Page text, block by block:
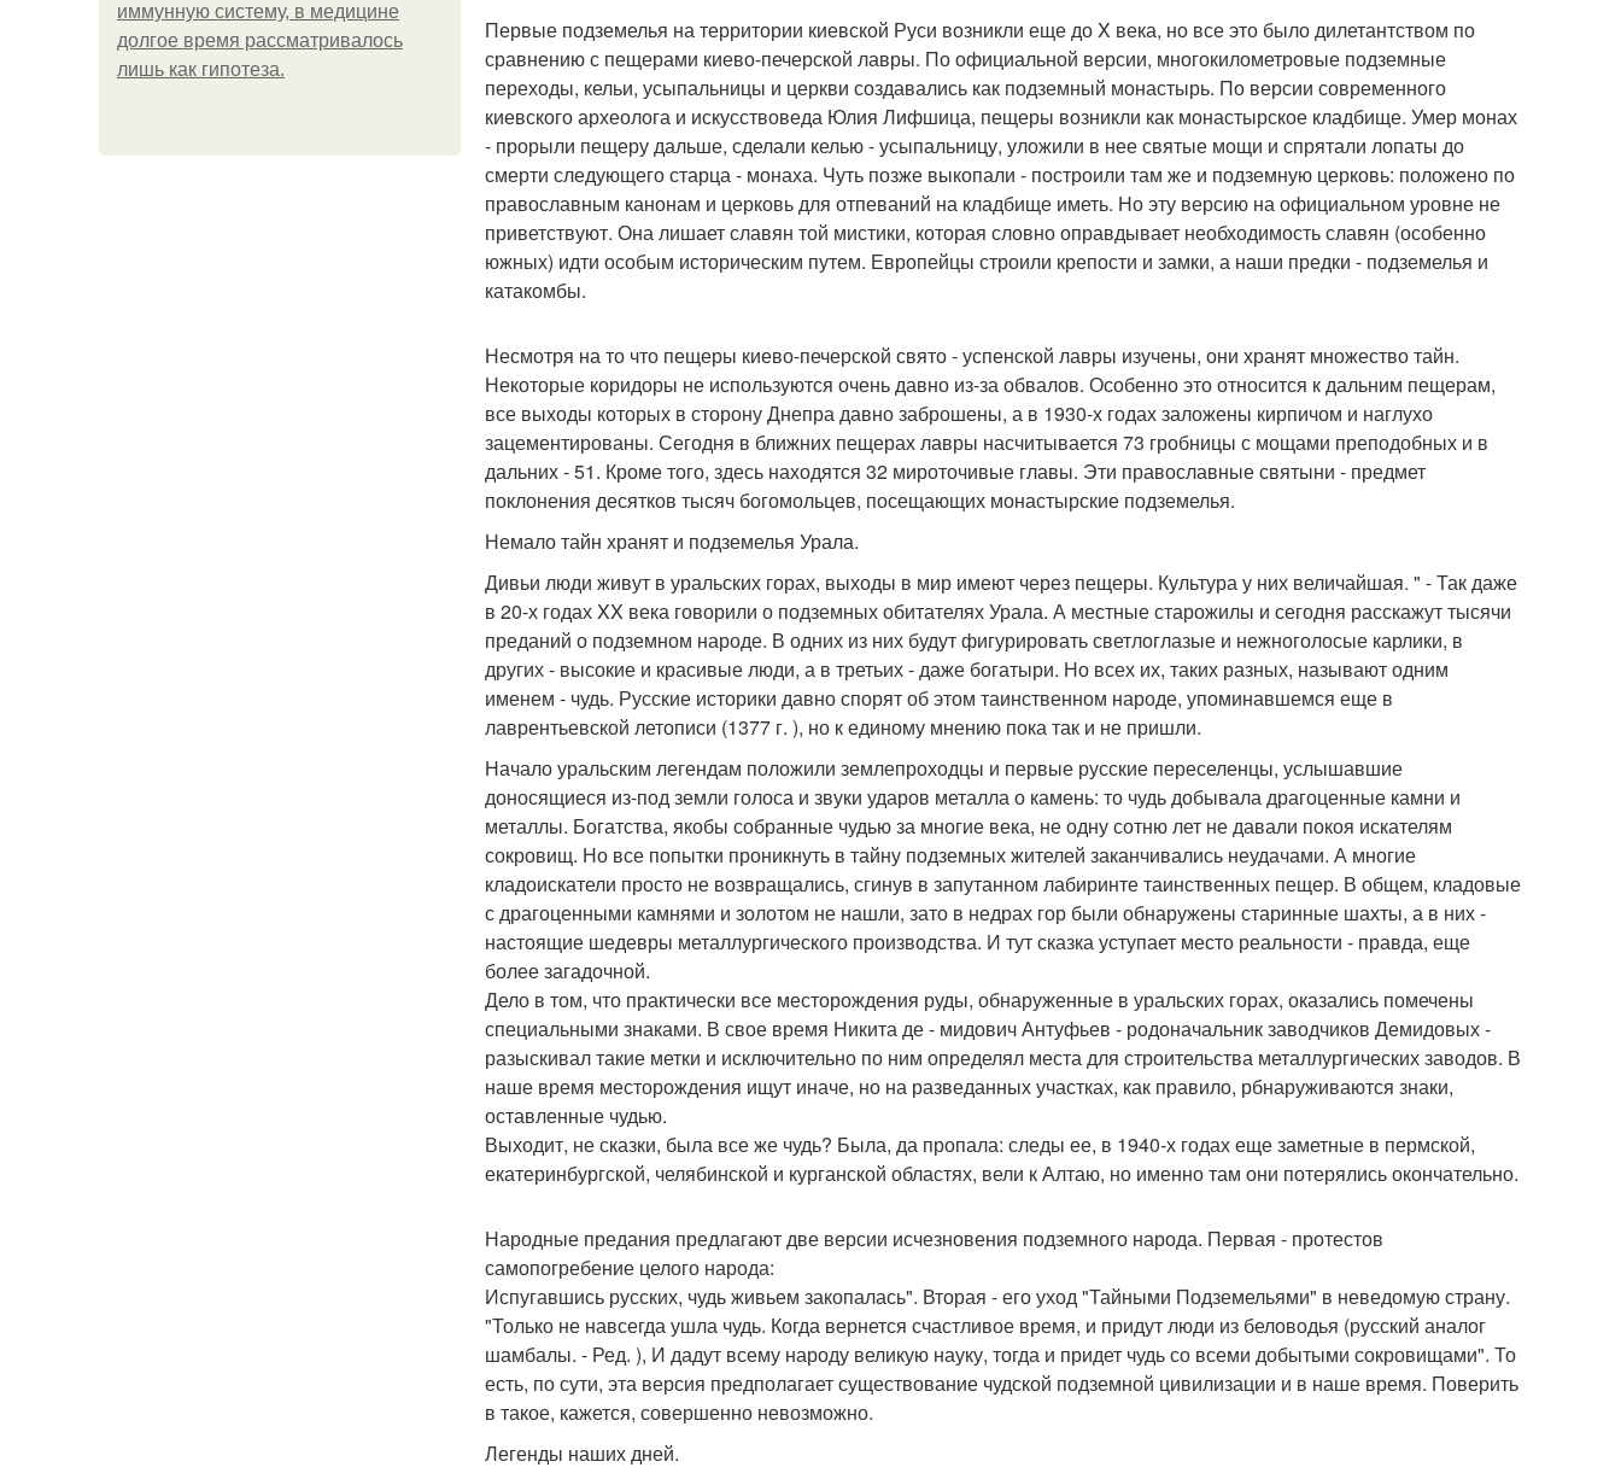
иммунную систему, в медицине
долгое время рассматривалось
лишь как гипотеза.
Первые подземелья на территории киевской Руси возникли еще до X века, но все это было дилетантством по
сравнению с пещерами киево-печерской лавры. По официальной версии, многокилометровые подземные
переходы, кельи, усыпальницы и церкви создавались как подземный монастырь. По версии современного
киевского археолога и искусствоведа Юлия Лифшица, пещеры возникли как монастырское кладбище. Умер монах
- прорыли пещеру дальше, сделали келью - усыпальницу, уложили в нее святые мощи и спрятали лопаты до
смерти следующего старца - монаха. Чуть позже выкопали - построили там же и подземную церковь: положено по
православным канонам и церковь для отпеваний на кладбище иметь. Но эту версию на официальном уровне не
приветствуют. Она лишает славян той мистики, которая словно оправдывает необходимость славян (особенно
южных) идти особым историческим путем. Европейцы строили крепости и замки, а наши предки - подземелья и
катакомбы.
Несмотря на то что пещеры киево-печерской свято - успенской лавры изучены, они хранят множество тайн.
Некоторые коридоры не используются очень давно из-за обвалов. Особенно это относится к дальним пещерам,
все выходы которых в сторону Днепра давно заброшены, а в 1930-х годах заложены кирпичом и наглухо
зацементированы. Сегодня в ближних пещерах лавры насчитывается 73 гробницы с мощами преподобных и в
дальних - 51. Кроме того, здесь находятся 32 мироточивые главы. Эти православные святыни - предмет
поклонения десятков тысяч богомольцев, посещающих монастырские подземелья.
Немало тайн хранят и подземелья Урала.
Дивьи люди живут в уральских горах, выходы в мир имеют через пещеры. Культура у них величайшая. " - Так даже
в 20-х годах XX века говорили о подземных обитателях Урала. А местные старожилы и сегодня расскажут тысячи
преданий о подземном народе. В одних из них будут фигурировать светлоглазые и нежноголосые карлики, в
других - высокие и красивые люди, а в третьих - даже богатыри. Но всех их, таких разных, называют одним
именем - чудь. Русские историки давно спорят об этом таинственном народе, упоминавшемся еще в
лаврентьевской летописи (1377 г. ), но к единому мнению пока так и не пришли.
Начало уральским легендам положили землепроходцы и первые русские переселенцы, услышавшие
доносящиеся из-под земли голоса и звуки ударов металла о камень: то чудь добывала драгоценные камни и
металлы. Богатства, якобы собранные чудью за многие века, не одну сотню лет не давали покоя искателям
сокровищ. Но все попытки проникнуть в тайну подземных жителей заканчивались неудачами. А многие
кладоискатели просто не возвращались, сгинув в запутанном лабиринте таинственных пещер. В общем, кладовые
с драгоценными камнями и золотом не нашли, зато в недрах гор были обнаружены старинные шахты, а в них -
настоящие шедевры металлургического производства. И тут сказка уступает место реальности - правда, еще
более загадочной.
Дело в том, что практически все месторождения руды, обнаруженные в уральских горах, оказались помечены
специальными знаками. В свое время Никита де - мидович Антуфьев - родоначальник заводчиков Демидовых -
разыскивал такие метки и исключительно по ним определял места для строительства металлургических заводов. В
наше время месторождения ищут иначе, но на разведанных участках, как правило, рбнаруживаются знаки,
оставленные чудью.
Выходит, не сказки, была все же чудь? Была, да пропала: следы ее, в 1940-х годах еще заметные в пермской,
екатеринбургской, челябинской и курганской областях, вели к Алтаю, но именно там они потерялись окончательно.
Народные предания предлагают две версии исчезновения подземного народа. Первая - протестов
самопогребение целого народа:
Испугавшись русских, чудь живьем закопалась". Вторая - его уход "Тайными Подземельями" в неведомую страну.
"Только не навсегда ушла чудь. Когда вернется счастливое время, и придут люди из беловодья (русский аналог
шамбалы. - Ред. ), И дадут всему народу великую науку, тогда и придет чудь со всеми добытыми сокровищами". То
есть, по сути, эта версия предполагает существование чудской подземной цивилизации и в наше время. Поверить
в такое, кажется, совершенно невозможно.
Легенды наших дней.